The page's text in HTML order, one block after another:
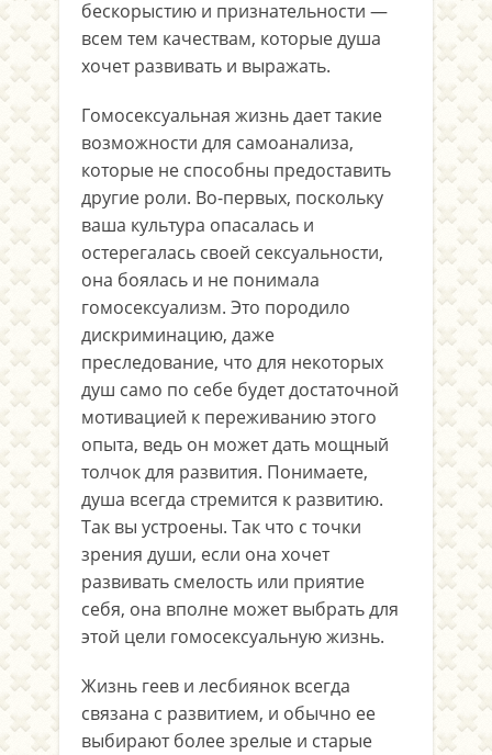
бескорыстию и признательности —
всем тем качествам, которые душа
хочет развивать и выражать.
Гомосексуальная жизнь дает такие
возможности для самоанализа,
которые не способны предоставить
другие роли. Во-первых, поскольку
ваша культура опасалась и
остерегалась своей сексуальности,
она боялась и не понимала
гомосексуализм. Это породило
дискриминацию, даже
преследование, что для некоторых
душ само по себе будет достаточной
мотивацией к переживанию этого
опыта, ведь он может дать мощный
толчок для развития. Понимаете,
душа всегда стремится к развитию.
Так вы устроены. Так что с точки
зрения души, если она хочет
развивать смелость или приятие
себя, она вполне может выбрать для
этой цели гомосексуальную жизнь.
Жизнь геев и лесбиянок всегда
связана с развитием, и обычно ее
выбирают более зрелые и старые